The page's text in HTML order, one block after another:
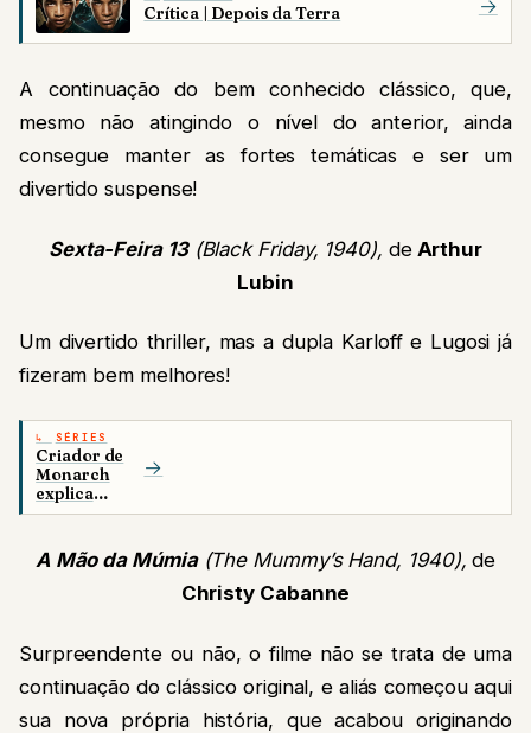
Crítica | Depois da Terra →
A continuação do bem conhecido clássico, que,
mesmo não atingindo o nível do anterior, ainda
consegue manter as fortes temáticas e ser um
divertido suspense!
Sexta-Feira 13(Black Friday, 1940), deArthur
Lubin
Um divertido thriller, mas a dupla Karloff e Lugosi já
fizeram bem melhores!
SÉRIES
Criador de
Monarch
explica
ausência
no título
→
A Mão da Múmia(The Mummy’s Hand, 1940),de
Christy Cabanne
Surpreendente ou não, o filme não se trata de uma
continuação do clássico original, e aliás começou aqui
sua nova própria história, que acabou originando